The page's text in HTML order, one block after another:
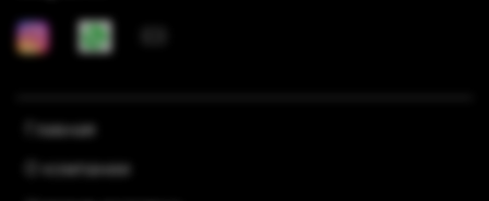
Главная
О компании